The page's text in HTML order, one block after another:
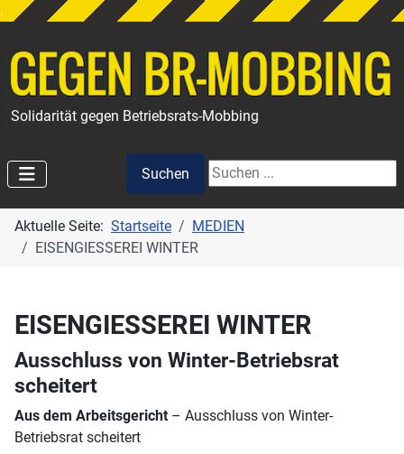
.
Solidarität gegen Betriebsrats-Mobbing
Suchen
Suchen
Aktuelle Seite: Startseite
MEDIEN
EISENGIESSEREI WINTER
EISENGIESSEREI WINTER
Ausschluss von Winter-Betriebsrat
scheitert
Aus dem Arbeitsgericht – Ausschluss von Winter-
Betriebsrat scheitert